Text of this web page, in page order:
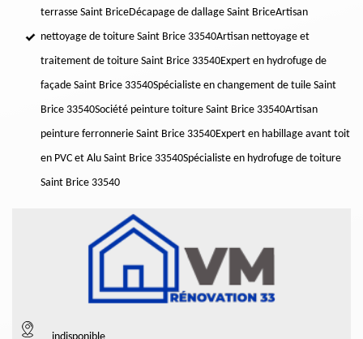
terrasse Saint BriceDécapage de dallage Saint BriceArtisan
nettoyage de toiture Saint Brice 33540Artisan nettoyage et
traitement de toiture Saint Brice 33540Expert en hydrofuge de
façade Saint Brice 33540Spécialiste en changement de tuile Saint
Brice 33540Société peinture toiture Saint Brice 33540Artisan
peinture ferronnerie Saint Brice 33540Expert en habillage avant toit
en PVC et Alu Saint Brice 33540Spécialiste en hydrofuge de toiture
Saint Brice 33540